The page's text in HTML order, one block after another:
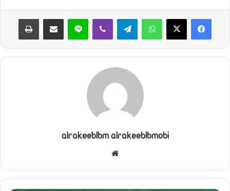
واتساب تيلقرام ڤايبر لاين مشاركة عبر البريد طباعة
alrakeeblbm alrakeeblbmobi